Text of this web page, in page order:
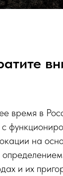
время в
на
и их